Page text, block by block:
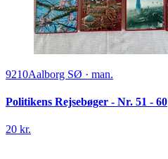
9210Aalborg SØ · man.
Politikens Rejsebøger - Nr. 51 - 60
20 kr.